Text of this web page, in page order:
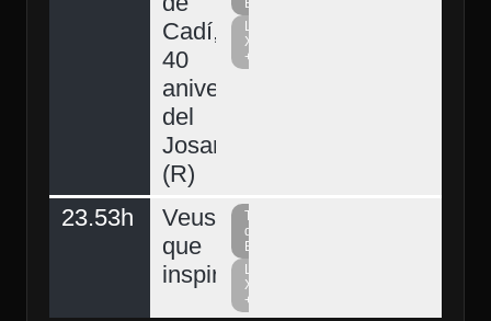
Cadí,
40
aniversari
del
Josart
(R)
Berguedà
La
Xarxa
+
23.53h
Veus
que
inspiren
Televisió
del
Berguedà
La
Xarxa
+